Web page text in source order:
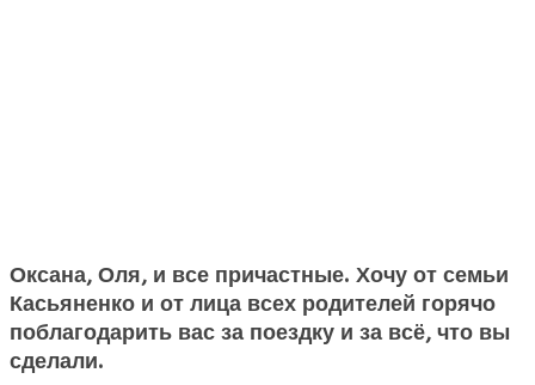
Оксана, Оля, и все причастные. Хочу от семьи
Касьяненко и от лица всех родителей горячо
поблагодарить вас за поездку и за всё, что вы
сделали.